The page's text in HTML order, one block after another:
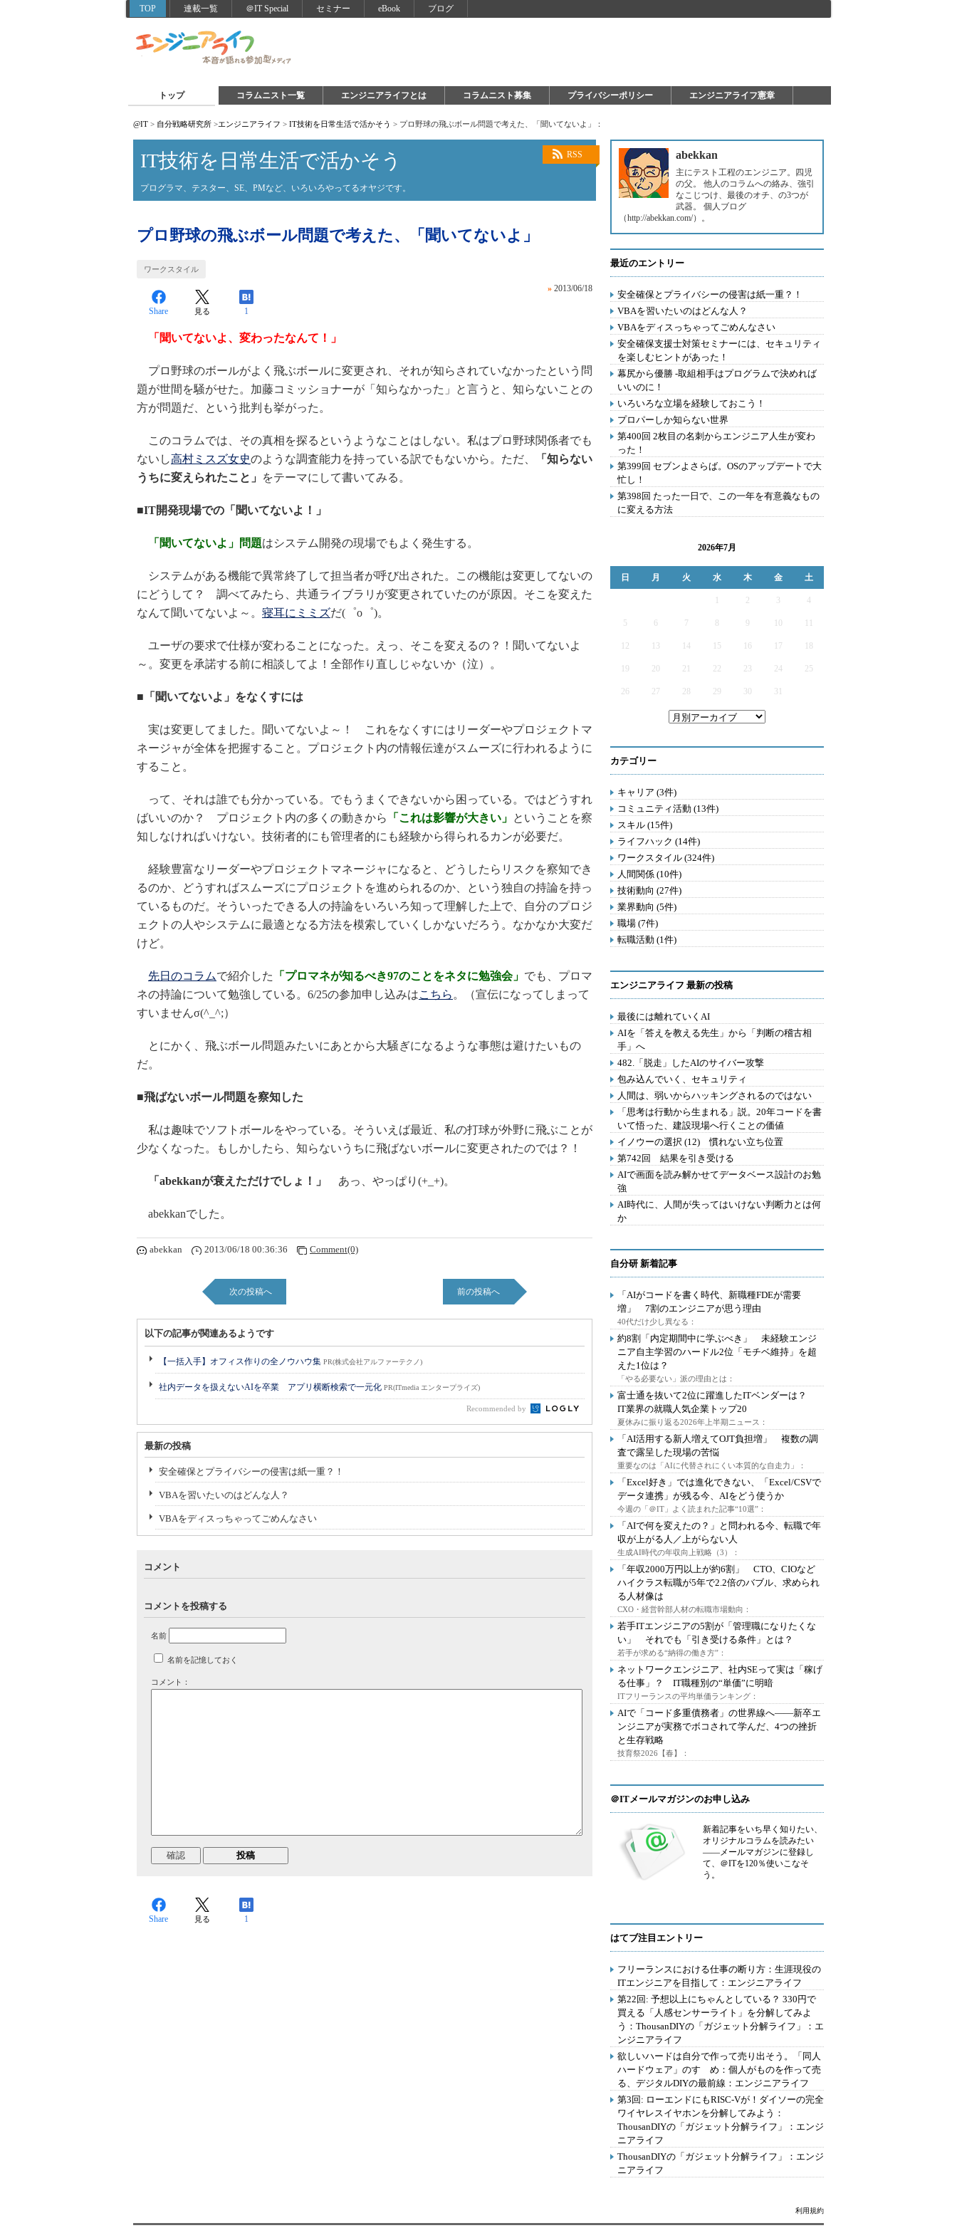
TOP 連載一覧 ＠IT Special セミナー eBook ブログ
トップ コラムニスト一覧 エンジニアライフとは コラムニスト募集 プライバシーポリシー エンジニアライフ憲章
@IT > 自分戦略研究所 >エンジニアライフ > IT技術を日常生活で活かそう > プロ野球の飛ぶボール問題で考えた、「聞いてないよ」：
RSS
IT技術を日常生活で活かそう
プログラマ、テスター、SE、PMなど、いろいろやってるオヤジです。
プロ野球の飛ぶボール問題で考えた、「聞いてないよ」
ワークスタイル
» 2013/06/18
Share 見る 1
「聞いてないよ、変わったなんて！」
プロ野球のボールがよく飛ぶボールに変更され、それが知らされていなかったという問
題が世間を騒がせた。加藤コミッショナーが「知らなかった」と言うと、知らないことの
方が問題だ、という批判も挙がった。
このコラムでは、その真相を探るというようなことはしない。私はプロ野球関係者でも
ないし高村ミスズ女史のような調査能力を持っている訳でもないから。ただ、
「知らない
うちに変えられたこと」
をテーマにして書いてみる。
■IT開発現場での「聞いてないよ！」
「聞いてないよ」問題はシステム開発の現場でもよく発生する。
システムがある機能で異常終了して担当者が呼び出された。この機能は変更してないの
にどうして？ 調べてみたら、共通ライブラリが変更されていたのが原因。そこを変えた
なんて聞いてないよ～。 寝耳にミミズだ(゜o゜)。
ユーザの要求で仕様が変わることになった。えっ、そこを変えるの？！聞いてないよ
～。変更を承諾する前に相談してよ！全部作り直しじゃないか（泣）。
■「聞いてないよ」をなくすには
実は変更してました。聞いてないよ～！ これをなくすにはリーダーやプロジェクトマ
ネージャが全体を把握すること。プロジェクト内の情報伝達がスムーズに行われるように
すること。
って、それは誰でも分かっている。でもうまくできないから困っている。ではどうすれ
ばいいのか？ プロジェクト内の多くの動きから
「これは影響が大きい」 ということを察
知しなければいけない。技術者的にも管理者的にも経験から得られるカンが必要だ。
経験豊富なリーダーやプロジェクトマネージャになると、どうしたらリスクを察知でき
るのか、どうすればスムーズにプロジェクトを進められるのか、という独自の持論を持っ
ているものだ。そういったできる人の持論をいろいろ知って理解した上で、自分のプロジ
ェクトの人やシステムに最適となる方法を模索していくしかないだろう。なかなか大変だ
けど。
先日のコラムで紹介した 「プロマネが知るべき97のことをネタに勉強会」 でも、プロマ
ネの持論について勉強している。6/25の参加申し込みはこちら 。（宣伝になってしまって
すいませんσ(^_^;）
とにかく、飛ぶボール問題みたいにあとから大騒ぎになるような事態は避けたいもの
だ。
■飛ばないボール問題を察知した
私は趣味でソフトボールをやっている。そういえば最近、私の打球が外野に飛ぶことが
少なくなった。もしかしたら、知らないうちに飛ばないボールに変更されたのでは？！
「abekkanが衰えただけでしょ！」 あっ、やっぱり(+_+)。
abekkanでした。
abekkan 2013/06/18 00:36:36 Comment(0)
次の投稿へ 前の投稿へ
以下の記事が関連あるようです
【一括入手】オフィス作りの全ノウハウ集 PR(株式会社アルファーテクノ)
社内データを扱えないAIを卒業 アプリ横断検索で一元化 PR(ITmedia エンタープライズ)
Recommended by
最新の投稿
安全確保とプライバシーの侵害は紙一重？！
VBAを習いたいのはどんな人？
VBAをディスっちゃってごめんなさい
コメント
コメントを投稿する
名前
名前を記憶しておく
コメント：
Share 見る 1
abekkan
主にテスト工程のエンジニア。四児
の父。 他人のコラムへの絡み、強引
なこじつけ、最後のオチ、の3つが
武器。 個人ブログ
（http://abekkan.com/）。
最近のエントリー
安全確保とプライバシーの侵害は紙一重？！
VBAを習いたいのはどんな人？
VBAをディスっちゃってごめんなさい
安全確保支援士対策セミナーには、セキュリティ
を楽しむヒントがあった！
幕尻から優勝 -取組相手はプログラムで決めれば
いいのに！
いろいろな立場を経験しておこう！
プロパーしか知らない世界
第400回 2枚目の名刺からエンジニア人生が変わ
った！
第399回 セブンよさらば。OSのアップデートで大
忙し！
第398回 たった一日で、この一年を有意義なもの
に変える方法
2026年7月
日 月 火 水 木 金 土
2 3 4
5 6 7 9
12 13 14 15 16 17
19 20 21 22 23 24 25
26 27 28 29 30 31
カテゴリー
キャリア (3件)
コミュニティ活動 (13件)
スキル (15件)
ライフハック (14件)
ワークスタイル (324件)
人間関係 (10件)
技術動向 (27件)
業界動向 (5件)
職場 (7件)
転職活動 (1件)
エンジニアライフ 最新の投稿
最後には離れていくAI
AIを「答えを教える先生」から「判断の稽古相
手」へ
482.「脱走」したAIのサイバー攻撃
包み込んでいく、セキュリティ
人間は、弱いからハッキングされるのではない
「思考は行動から生まれる」説。20年コードを書
いて悟った、建設現場へ行くことの価値
イノウーの選択 (12) 慣れない立ち位置
第742回 結果を引き受ける
AIで画面を読み解かせてデータベース設計のお勉
強
AI時代に、人間が失ってはいけない判断力とは何
か
自分研 新着記事
「AIがコードを書く時代、新職種FDEが需要
増」 7割のエンジニアが思う理由
40代だけ少し異なる：
約8割「内定期間中に学ぶべき」 未経験エンジ
ニア自主学習のハードル2位「モチベ維持」を超
えた1位は？
「やる必要ない」派の理由とは：
富士通を抜いて2位に躍進したITベンダーは？
IT業界の就職人気企業トップ20
夏休みに振り返る2026年上半期ニュース：
「AI活用する新人増えてOJT負担増」 複数の調
査で露呈した現場の苦悩
重要なのは「AIに代替されにくい本質的な自走力」：
「Excel好き」では進化できない、「Excel/CSVで
データ連携」が残る今、AIをどう使うか
今週の「＠IT」よく読まれた記事“10選”：
「AIで何を変えたの？」と問われる今、転職で年
収が上がる人／上がらない人
生成AI時代の年収向上戦略（3）：
「年収2000万円以上が約6割」 CTO、CIOなど
ハイクラス転職が5年で2.2倍のバブル、求められ
る人材像は
CXO・経営幹部人材の転職市場動向：
若手ITエンジニアの5割が「管理職になりたくな
い」 それでも「引き受ける条件」とは？
若手が求める“納得の働き方”：
ネットワークエンジニア、社内SEって実は「稼げ
る仕事」？ IT職種別の“単価”に明暗
ITフリーランスの平均単価ランキング：
AIで「コード多重債務者」の世界線へ――新卒エ
ンジニアが実務でボコされて学んだ、4つの挫折
と生存戦略
技育祭2026【春】：
＠ITメールマガジンのお申し込み
新着記事をいち早く知りたい、
オリジナルコラムを読みたい
――メールマガジンに登録し
て、＠ITを120％使いこなそ
う。
はてブ注目エントリー
フリーランスにおける仕事の断り方：生涯現役の
ITエンジニアを目指して：エンジニアライフ
第22回: 予想以上にちゃんとしている？ 330円で
買える「人感センサーライト」を分解してみよ
う：ThousanDIYの「ガジェット分解ライフ」：エ
ンジニアライフ
欲しいハードは自分で作って売り出そう。「同人
ハードウェア」のすゝめ：個人がものを作って売
る、デジタルDIYの最前線：エンジニアライフ
第3回: ローエンドにもRISC-Vが！ダイソーの完全
ワイヤレスイヤホンを分解してみよう：
ThousanDIYの「ガジェット分解ライフ」：エンジ
ニアライフ
ThousanDIYの「ガジェット分解ライフ」：エンジ
ニアライフ
利用規約